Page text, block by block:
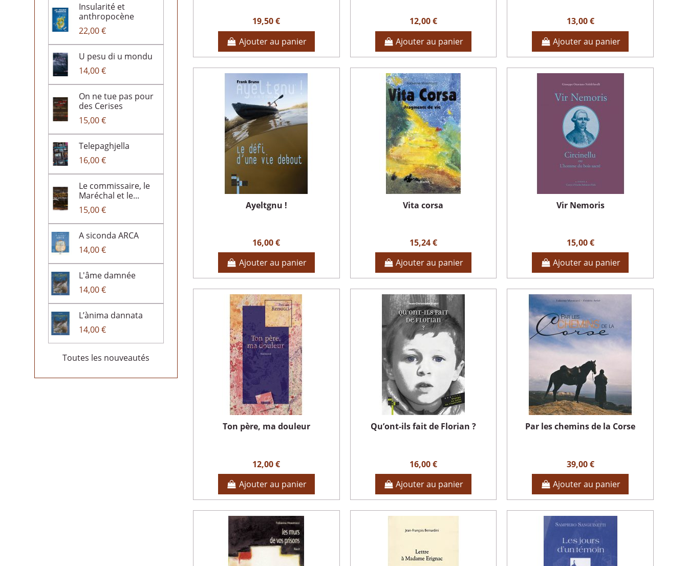
19,50 €
Ajouter au panier
12,00 €
Ajouter au panier
13,00 €
Ajouter au panier
Ayeltgnu !
16,00 €
Ajouter au panier
Vita corsa
15,24 €
Ajouter au panier
Vir Nemoris
15,00 €
Ajouter au panier
Ton père, ma douleur
12,00 €
Ajouter au panier
Qu’ont-ils fait de Florian ?
16,00 €
Ajouter au panier
Par les chemins de la Corse
39,00 €
Ajouter au panier
Insularité et
anthropocène
22,00 €
U pesu di u mondu
14,00 €
On ne tue pas pour
des Cerises
15,00 €
Telepaghjella
16,00 €
Le commissaire, le
Maréchal et le...
15,00 €
A siconda ARCA
14,00 €
L'âme damnée
14,00 €
L’ànima dannata
14,00 €
Toutes les nouveautés